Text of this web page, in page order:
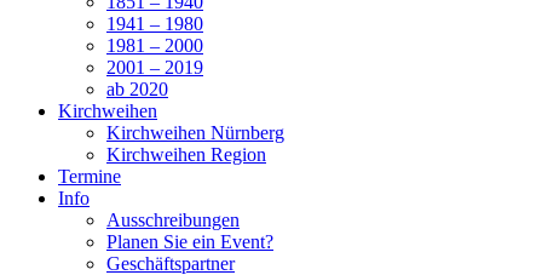
1941 – 1980
1981 – 2000
2001 – 2019
ab 2020
Kirchweihen
Kirchweihen Nürnberg
Kirchweihen Region
Termine
Info
Ausschreibungen
Planen Sie ein Event?
Geschäftspartner